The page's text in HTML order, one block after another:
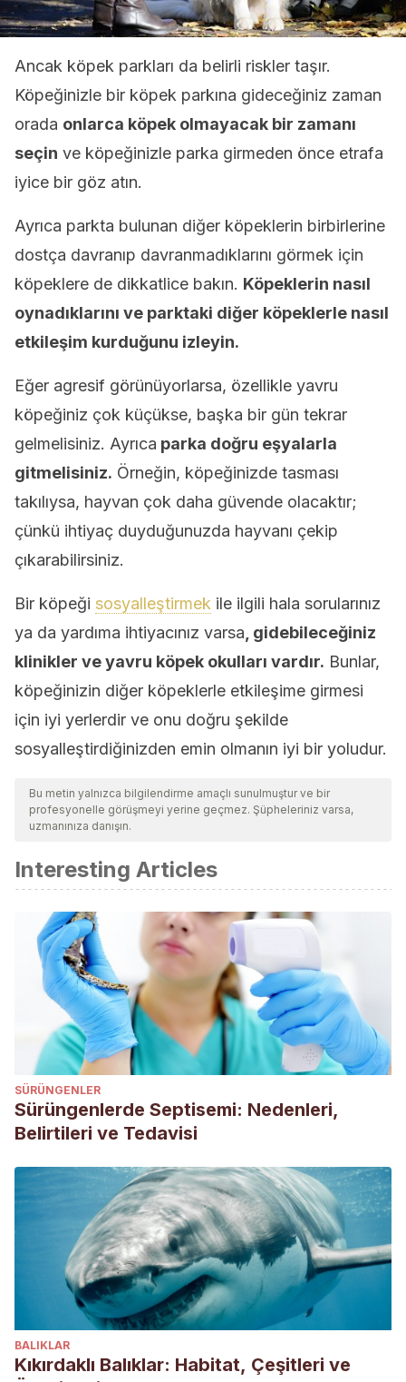
Ancak köpek parkları da belirli riskler taşır.
Köpeğinizle bir köpek parkına gideceğiniz zaman
orada onlarca köpek olmayacak bir zamanı
seçin ve köpeğinizle parka girmeden önce etrafa
iyice bir göz atın.
Ayrıca parkta bulunan diğer köpeklerin birbirlerine
dostça davranıp davranmadıklarını görmek için
köpeklere de dikkatlice bakın. Köpeklerin nasıl
oynadıklarını ve parktaki diğer köpeklerle nasıl
etkileşim kurduğunu izleyin.
Eğer agresif görünüyorlarsa, özellikle yavru
köpeğiniz çok küçükse, başka bir gün tekrar
gelmelisiniz. Ayrıca parka doğru eşyalarla
gitmelisiniz. Örneğin, köpeğinizde tasması
takılıysa, hayvan çok daha güvende olacaktır;
çünkü ihtiyaç duyduğunuzda hayvanı çekip
çıkarabilirsiniz.
Bir köpeği sosyalleştirmek ile ilgili hala sorularınız
ya da yardıma ihtiyacınız varsa , gidebileceğiniz
klinikler ve yavru köpek okulları vardır. Bunlar,
köpeğinizin diğer köpeklerle etkileşime girmesi
için iyi yerlerdir ve onu doğru şekilde
sosyalleştirdiğinizden emin olmanın iyi bir yoludur.
Bu metin yalnızca bilgilendirme amaçlı sunulmuştur ve bir
profesyonelle görüşmeyi yerine geçmez. Şüpheleriniz varsa,
uzmanınıza danışın.
Interesting Articles
SÜRÜNGENLER
Sürüngenlerde Septisemi: Nedenleri,
Belirtileri ve Tedavisi
BALIKLAR
Kıkırdaklı Balıklar: Habitat, Çeşitleri ve